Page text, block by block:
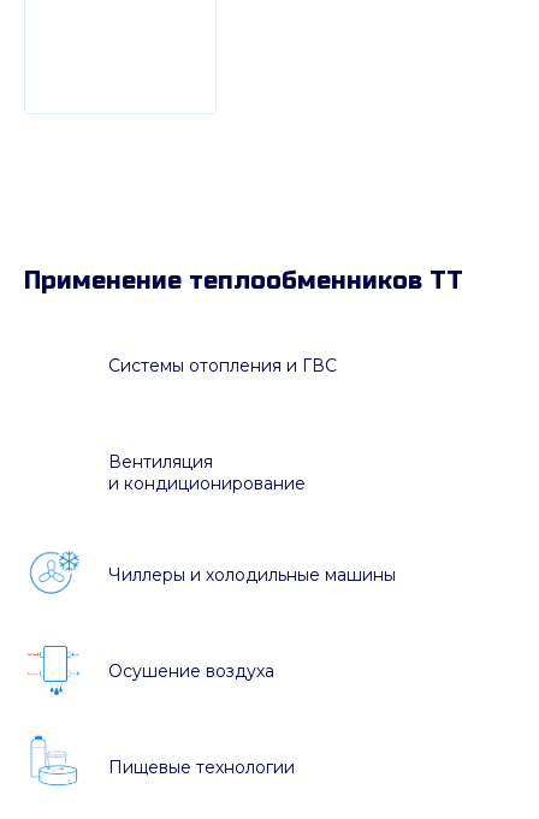
Применение теплообменников ТТ
Системы отопления и ГВС
Вентиляция
и кондиционирование
Чиллеры и холодильные машины
Осушение воздуха
Пищевые технологии